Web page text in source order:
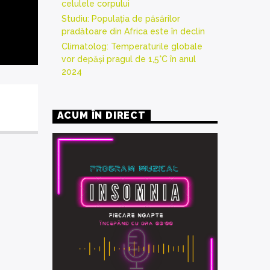
celulele corpului
Studiu: Populația de păsărilor
pradătoare din Africa este în declin
Climatolog: Temperaturile globale
vor depăși pragul de 1,5°C în anul
2024
ACUM ÎN DIRECT